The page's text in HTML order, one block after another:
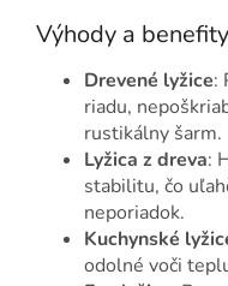
Výhody a benefity
Drevené lyžice:
riadu,
rustikálny šarm.
Lyžica z dreva:
stabilitu, čo
neporiadok.
Kuchynské
odolné voči